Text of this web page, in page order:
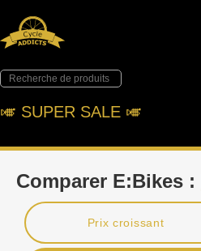
🎺︎ SUPER SALE 🎺︎
Comparer E:Bikes :
Prix croissant